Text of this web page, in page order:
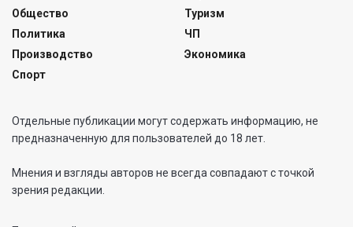
Общество
Политика
Производство
Спорт
Туризм
ЧП
Экономика
Отдельные публикации могут содержать информацию, не
предназначенную для пользователей до 18 лет.
Мнения и взгляды авторов не всегда совпадают с точкой
зрения редакции.